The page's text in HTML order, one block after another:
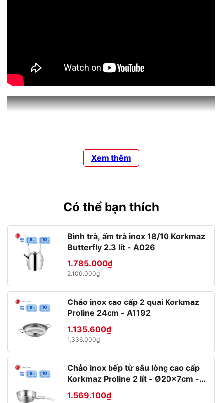
Thương hiệu
Được thành lập từ năm 1825,Bormioli Rocco
Xem thêm
Có thể bạn thích
Bình trà, ấm trà inox 18/10 Korkmaz
Butterfly 2.3 lít - A026
1.785.000₫
2.100.000₫
Chảo inox cao cấp 2 quai Korkmaz
Proline 24cm - A1192
1.135.600₫
1.336.000₫
Chảo inox bếp từ sâu lòng cao cấp
Korkmaz Proline 2 lít - Ø20x7cm -
A1175
1.569.100₫